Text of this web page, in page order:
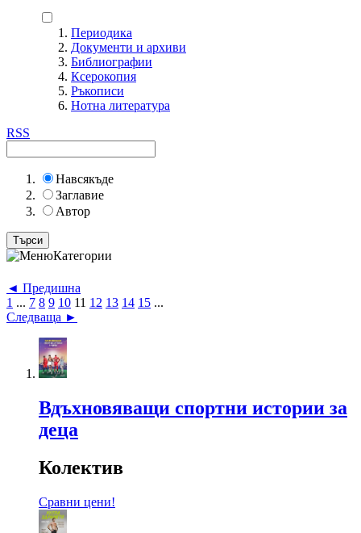
Периодика
Документи и архиви
Библиографии
Ксерокопия
Ръкописи
Нотна литература
RSS
Навсякъде
Заглавие
Автор
Категории
◄ Предишна
1 ... 7 8 9 10 11 12 13 14 15 ...
Следваща ►
Вдъхновяващи спортни истории за
деца
Колектив
Сравни цени!